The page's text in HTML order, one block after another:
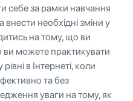
себе за рамки навчання
необхідні зміни у
на тому, що ви
можете практикувати
в Інтернеті, коли
та без
уваги на тому, як